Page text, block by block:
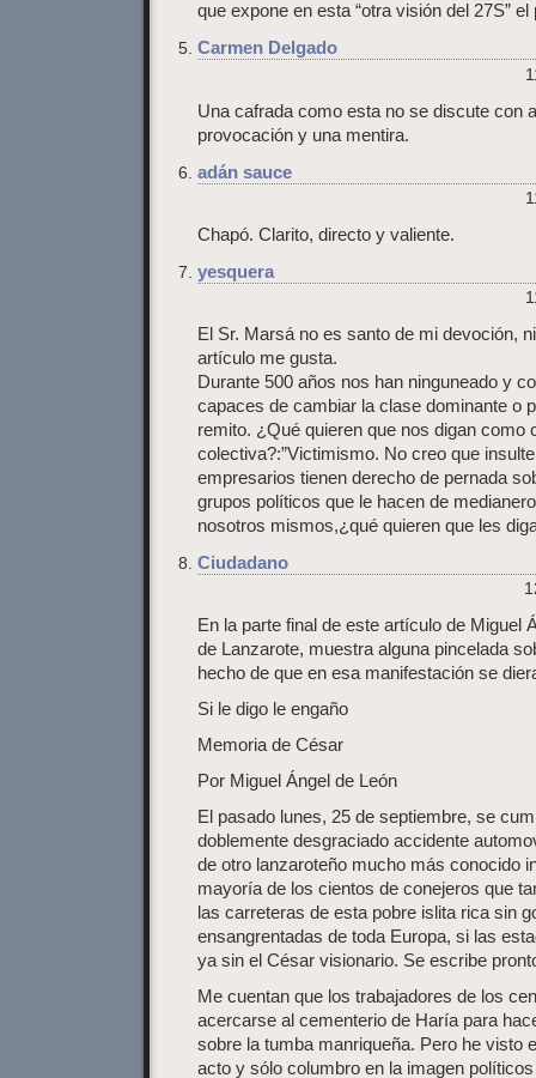
que expone en esta “otra visión del 27S”
Carmen Delgado
Una cafrada como esta no se discute con
provocación y una mentira.
adán sauce
Chapó. Clarito, directo y valiente.
yesquera
El Sr. Marsá no es santo de mi devoción,
artículo me gusta.
Durante 500 años nos han ninguneado y
capaces de cambiar la clase dominante o
remito. ¿Qué quieren que nos digan como
colectiva?:”Victimismo. No creo que
empresarios tienen derecho de pernada
grupos políticos que le hacen de
nosotros mismos,¿qué quieren que les
Ciudadano
En la parte final de este artículo de Miguel
de Lanzarote, muestra alguna pincelada
hecho de que en esa manifestación se
Si le digo le engaño
Memoria de César
Por Miguel Ángel de León
El pasado lunes, 25 de septiembre, se
doblemente desgraciado accidente
de otro lanzaroteño mucho más conocido
mayoría de los cientos de conejeros que
las carreteras de esta pobre islita rica sin
ensangrentadas de toda Europa, si las
ya sin el César visionario. Se escribe
Me cuentan que los trabajadores de los
acercarse al cementerio de Haría para
sobre la tumba manriqueña. Pero he visto
acto y sólo columbro en la imagen